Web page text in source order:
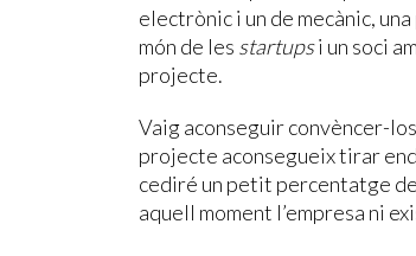
electrònic i un de mecànic,
món de les startupsi un soci
projecte.
Vaig aconseguir convèncer-
projecte aconsegueix tirar
cediré un petit percentatge de
aquell moment l’empresa ni